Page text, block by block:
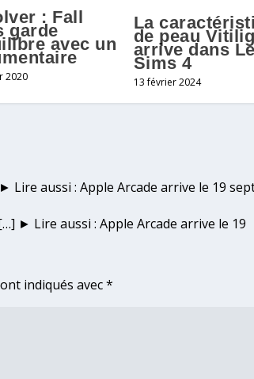
: Fall
garde
avec un
2020
La
de peau
arrive dans
Sims 4
13 février 2024
Lire aussi : Apple Arcade arrive le 19
► Lire aussi : Apple Arcade arrive le 19
indiqués avec*